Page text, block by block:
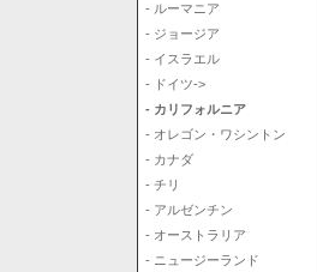
- ルーマニア
- ジョージア
- イスラエル
- ドイツ->
- カリフォルニア
- オレゴン・ワシントン
- カナダ
- チリ
- アルゼンチン
- オーストラリア
- ニュージーランド